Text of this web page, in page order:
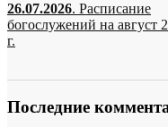
26.07.2026. Расписание
богослужений на август
г.
Последние